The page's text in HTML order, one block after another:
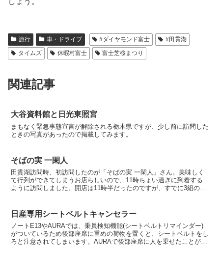
旅行 車・ドライブ #ダイヤモンド富士
#田貫湖
タイムズ
休暇村富士 富士芝桜まつり
関連記事
大谷資料館と日光東照宮
まもなく緊急事態宣言が解除される栃木県ですが、少し前に訪問した
ときの写真があったので掲載してみます。
そばの実 一閑人
田貫湖訪問時、初訪問したのが「そばの実 一閑人」さん。美味しく
て行列ができてしまうお店らしいので、11時ちょい過ぎに到着する
ように訪問しました。開店は11時半だったのですが、すでに3組の先
日産専用シートベルトキャンセラー
ノートE13やAURAでは、乗員検知機能(シートベルトリマインダー)
がついているため後部座席に重めの荷物を置くと、シートベルトをし
ろと注意されてしまいます。AURAで後部座席に人を乗せたことがな